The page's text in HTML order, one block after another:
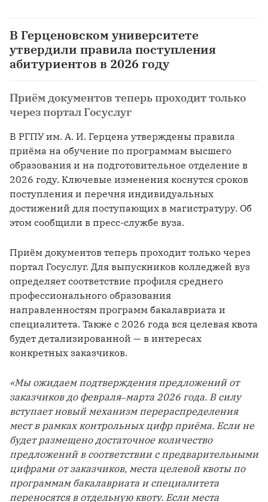
В Герценовском университете
утвердили правила поступления
абитуриентов в 2026 году
Приём документов теперь проходит только
через портал Госуслуг
В РГПУ им. А. И. Герцена утверждены правила
приёма на обучение по программам высшего
образования и на подготовительное отделение в
2026 году. Ключевые изменения коснутся сроков
поступления и перечня индивидуальных
достижений для поступающих в магистратуру. Об
этом сообщили в пресс-службе вуза.
Приём документов теперь проходит только через
портал Госуслуг. Для выпускников колледжей вуз
определяет соответствие профиля среднего
профессионального образования
направленностям программ бакалавриата и
специалитета. Также с 2026 года вся целевая квота
будет детализированной — в интересах
конкретных заказчиков.
«Мы ожидаем подтверждения предложений от
заказчиков до февраля‒марта 2026 года. В силу
вступает новый механизм перераспределения
мест в рамках контрольных цифр приёма. Если не
будет размещено достаточное количество
предложений в соответствии с предварительными
цифрами от заказчиков, места целевой квоты по
программам бакалавриата и специалитета
переносятся в отдельную квоту. Если места